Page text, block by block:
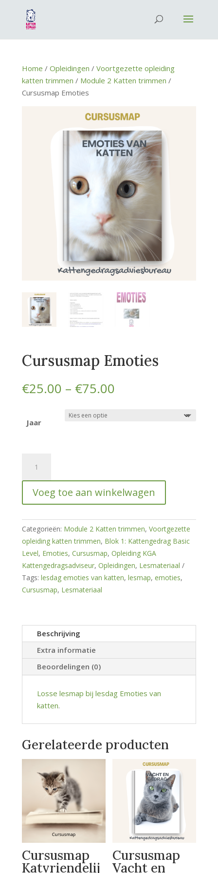
Home / Opleidingen / Voortgezette opleiding
katten trimmen / Module 2 Katten trimmen /
Cursusmap Emoties
Cursusmap Emoties
€25.00 – €75.00Prijsklasse:
Jaar
Emoties
hoeveelheid
Voeg toe aan winkelwagen
Categorieën: Module 2 Katten trimmen, Voortgezette
opleiding katten trimmen, Blok 1: Kattengedrag Basic
Level, Emoties, Cursusmap, Opleiding KGA
Kattengedragsadviseur, Opleidingen, Lesmateriaal
Tags: lesdag emoties van katten, lesmap, emoties,
Cursusmap, Lesmateriaal
Beschrijving
Extra informatie
Beoordelingen (0)
Losse lesmap bij lesdag Emoties van
katten.
Gerelateerde producten
Cursusmap
Katvriendelij
Cursusmap
Vacht en